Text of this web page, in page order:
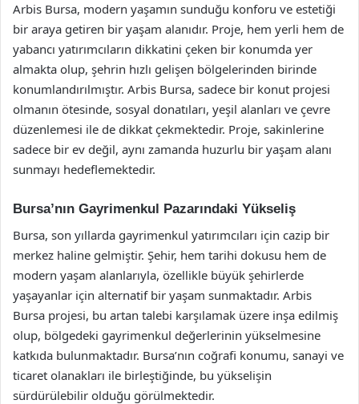
Arbis Bursa, modern yaşamın sunduğu konforu ve estetiği
bir araya getiren bir yaşam alanıdır. Proje, hem yerli hem de
yabancı yatırımcıların dikkatini çeken bir konumda yer
almakta olup, şehrin hızlı gelişen bölgelerinden birinde
konumlandırılmıştır. Arbis Bursa, sadece bir konut projesi
olmanın ötesinde, sosyal donatıları, yeşil alanları ve çevre
düzenlemesi ile de dikkat çekmektedir. Proje, sakinlerine
sadece bir ev değil, aynı zamanda huzurlu bir yaşam alanı
sunmayı hedeflemektedir.
Bursa’nın Gayrimenkul Pazarındaki Yükseliş
Bursa, son yıllarda gayrimenkul yatırımcıları için cazip bir
merkez haline gelmiştir. Şehir, hem tarihi dokusu hem de
modern yaşam alanlarıyla, özellikle büyük şehirlerde
yaşayanlar için alternatif bir yaşam sunmaktadır. Arbis
Bursa projesi, bu artan talebi karşılamak üzere inşa edilmiş
olup, bölgedeki gayrimenkul değerlerinin yükselmesine
katkıda bulunmaktadır. Bursa’nın coğrafi konumu, sanayi ve
ticaret olanakları ile birleştiğinde, bu yükselişin
sürdürülebilir olduğu görülmektedir.